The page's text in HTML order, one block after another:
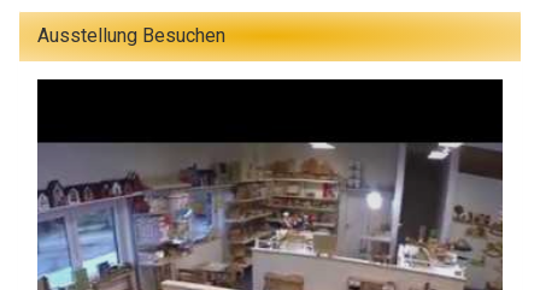
Ausstellung Besuchen